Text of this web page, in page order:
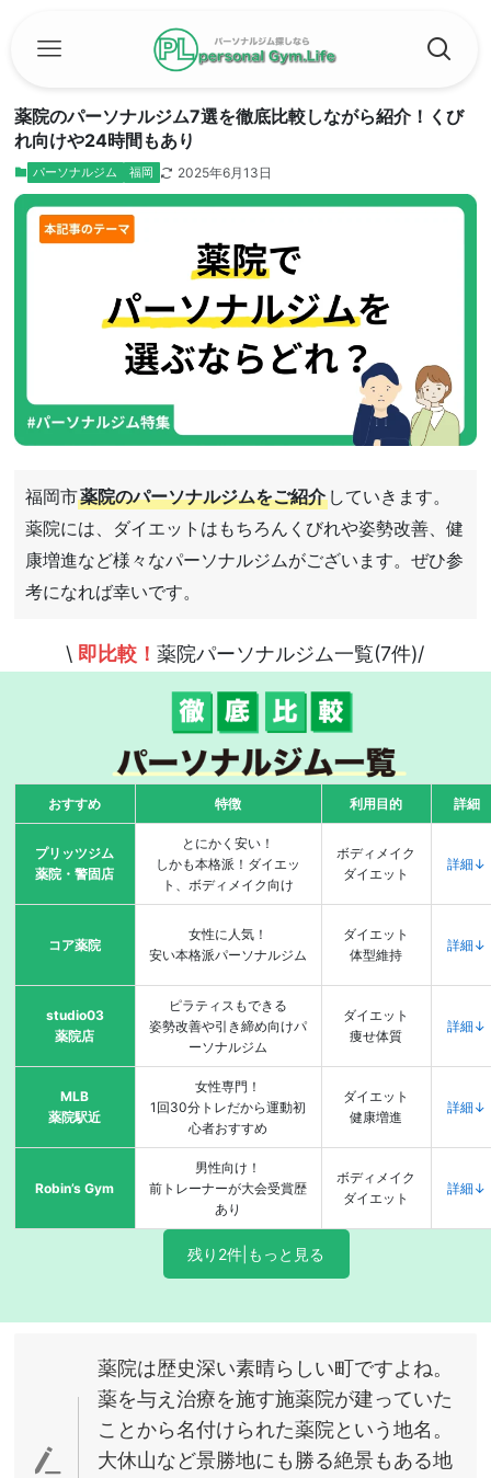
薬院のパーソナルジム7選を徹底比較しながら紹介！くび
れ向けや24時間もあり
パーソナルジム 福岡 2025年6月13日
福岡市薬院のパーソナルジムをご紹介していきます。
薬院には、ダイエットはもちろんくびれや姿勢改善、健
康増進など様々なパーソナルジムがございます。ぜひ参
考になれば幸いです。
\ 即比較！薬院パーソナルジム一覧(7件)/
おすすめ 特徴 利用目的 詳細
プリッツジム
薬院・警固店
とにかく安い！
しかも本格派！ダイエッ
ト、ボディメイク向け
ボディメイク
ダイエット
詳細↓
コア薬院
女性に人気！
安い本格派パーソナルジム
ダイエット
体型維持
詳細↓
studio03
薬院店
ピラティスもできる
姿勢改善や引き締め向けパ
ーソナルジム
ダイエット
痩せ体質
詳細↓
MLB
薬院駅近
女性専門！
1回30分トレだから運動初
心者おすすめ
ダイエット
健康増進
詳細↓
Robin’s Gym
男性向け！
前トレーナーが大会受賞歴
あり
ボディメイク
ダイエット
詳細↓
残り2件|もっと見る
薬院は歴史深い素晴らしい町ですよね。
薬を与え治療を施す施薬院が建っていた
ことから名付けられた薬院という地名。
大休山など景勝地にも勝る絶景もある地